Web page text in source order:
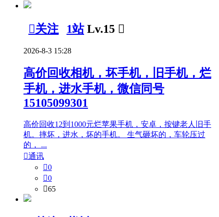
关注 1站 Lv.15 
2026-8-3 15:28
高价回收相机，坏手机，旧手机，烂
手机，进水手机，微信同号
15105099301
高价回收12到1000元烂苹果手机，安卓，按键老人旧手
机。摔坏，进水，坏的手机。 生气砸坏的，车轮压过
的， ...
通讯
0
0
65